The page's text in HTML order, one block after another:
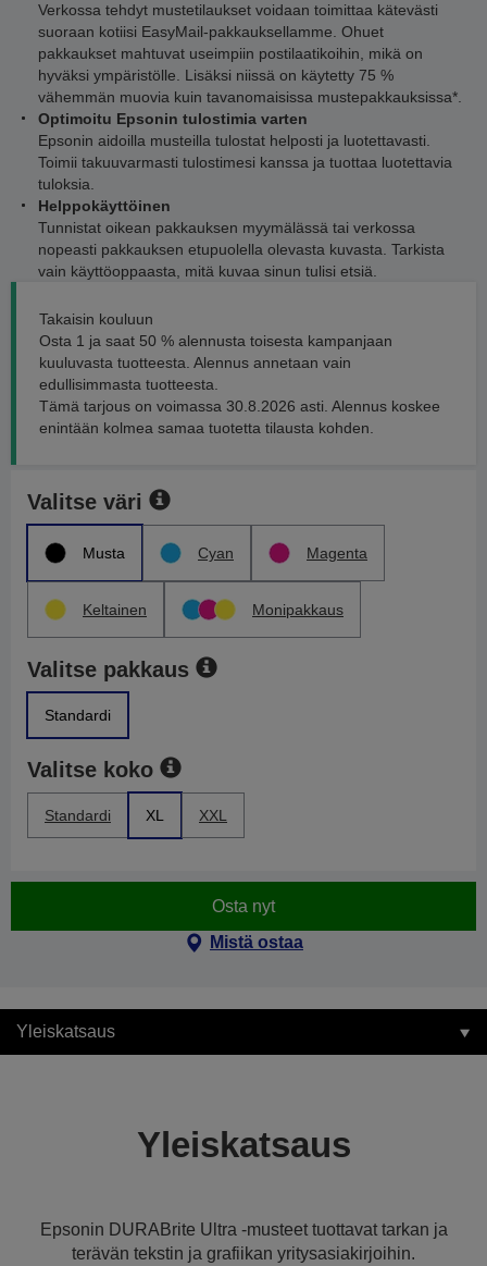
Verkossa tehdyt mustetilaukset voidaan toimittaa kätevästi
suoraan kotiisi EasyMail-pakkauksellamme. Ohuet
pakkaukset mahtuvat useimpiin postilaatikoihin, mikä on
hyväksi ympäristölle. Lisäksi niissä on käytetty 75 %
vähemmän muovia kuin tavanomaisissa mustepakkauksissa*.
Optimoitu Epsonin tulostimia varten
Epsonin aidoilla musteilla tulostat helposti ja luotettavasti.
Toimii takuuvarmasti tulostimesi kanssa ja tuottaa luotettavia
tuloksia.
Helppokäyttöinen
Tunnistat oikean pakkauksen myymälässä tai verkossa
nopeasti pakkauksen etupuolella olevasta kuvasta. Tarkista
vain käyttöoppaasta, mitä kuvaa sinun tulisi etsiä.
Takaisin kouluun
Osta 1 ja saat 50 % alennusta toisesta kampanjaan
kuuluvasta tuotteesta. Alennus annetaan vain
edullisimmasta tuotteesta.
Tämä tarjous on voimassa 30.8.2026 asti. Alennus koskee
enintään kolmea samaa tuotetta tilausta kohden.
Valitse väri
Musta Cyan Magenta
Keltainen Monipakkaus
Valitse pakkaus
Standardi
Valitse koko
Standardi XL XXL
Osta nyt
Mistä ostaa
Yleiskatsaus
Yleiskatsaus
Epsonin DURABrite Ultra -musteet tuottavat tarkan ja
terävän tekstin ja grafiikan yritysasiakirjoihin.